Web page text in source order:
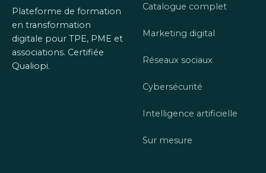
Plateforme de formation
en transformation
digitale pour TPE, PME et
associations. Certifiée
Qualiopi.
Catalogue complet
Marketing digital
Réseaux sociaux
Cybersécurité
Intelligence artificielle
Sur mesure